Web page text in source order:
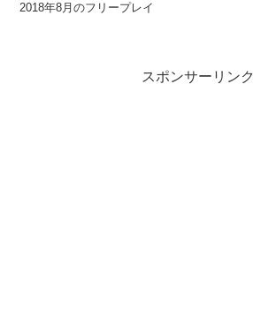
2018年8月のフリープレイ
スポンサーリンク